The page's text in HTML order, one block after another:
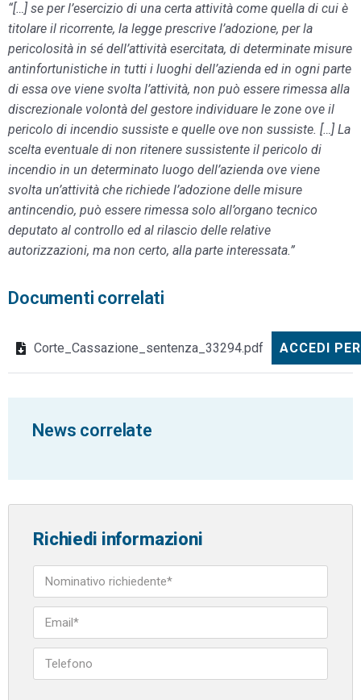
“[…] se per l’esercizio di una certa attività come quella di cui è
titolare il ricorrente, la legge prescrive l’adozione, per la
pericolosità in sé dell’attività esercitata, di determinate misure
antinfortunistiche in tutti i luoghi dell’azienda ed in ogni parte
di essa ove viene svolta l’attività, non può essere rimessa alla
discrezionale volontà del gestore individuare le zone ove il
pericolo di incendio sussiste e quelle ove non sussiste. […] La
scelta eventuale di non ritenere sussistente il pericolo di
incendio in un determinato luogo dell’azienda ove viene
svolta un’attività che richiede l’adozione delle misure
antincendio, può essere rimessa solo all’organo tecnico
deputato al controllo ed al rilascio delle relative
autorizzazioni, ma non certo, alla parte interessata.”
Documenti correlati
Corte_Cassazione_sentenza_33294.pdf ACCEDI
News correlate
Richiedi informazioni